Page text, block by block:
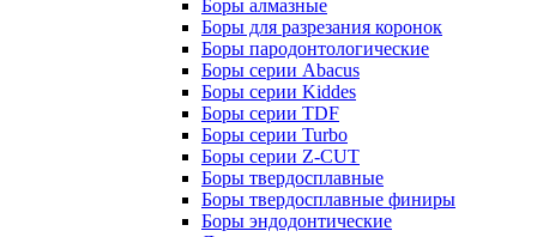
Боры алмазные
Боры для разрезания коронок
Боры пародонтологические
Боры серии Abacus
Боры серии Kiddes
Боры серии TDF
Боры серии Turbo
Боры серии Z-CUT
Боры твердосплавные
Боры твердосплавные финиры
Боры эндодонтические